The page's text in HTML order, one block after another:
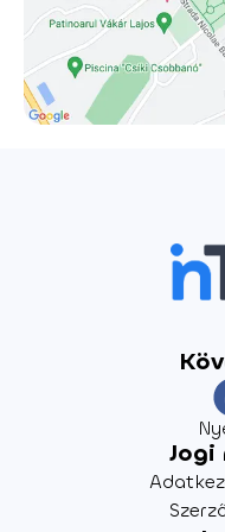
által írt zenés mű
vezet végig bennünket
játszódó történeten. A
Meseautó, vagy egy
Puccini vagy Wagner